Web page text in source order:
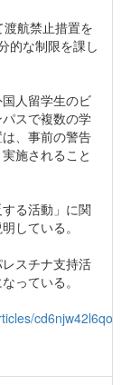
航禁止措置を
的な制限を課し
人留学生のビ
スで複数の学
、事前の警告
施されること
る活動」に関
している。
スチナ支持活
っている。
cd6njw42l6qo